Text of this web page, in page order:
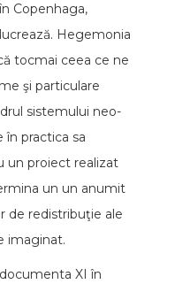
Copenhaga,
Hegemonia
tocmai ceea ce ne
şi particulare
sistemului neo-
în practica sa
un proiect realizat
un un anumit
de redistribuţie ale
imaginat.
XI în